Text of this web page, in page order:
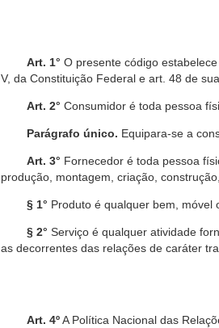
Art. 1° O presente código
V, da Constituição Federal e art. 48 de
Art. 2° Consumidor é toda pessoa
Parágrafo único. Equipara-se a
Art. 3° Fornecedor é toda pessoa
produção, montagem, criação,
§ 1° Produto é qualquer bem, móvel
§ 2° Serviço é qualquer atividade
as decorrentes das relações de caráter
Art. 4ºA Política Nacional das